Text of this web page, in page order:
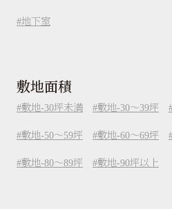
地下室
敷地面積
敷地-30坪未満 敷地-30～39坪
敷地-50～59坪 敷地-60～69坪
敷地-80～89坪 敷地-90坪以上